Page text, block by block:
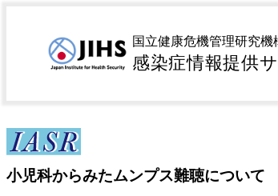
国立健康危機管理研究機
感染症情報提供
小児
小児科からみたムンプス難聴について